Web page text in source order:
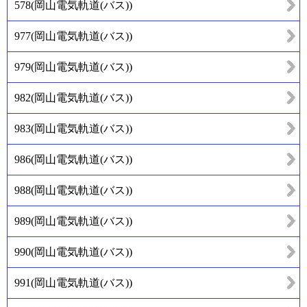
578(岡山電気軌道(バス))
977(岡山電気軌道(バス))
979(岡山電気軌道(バス))
982(岡山電気軌道(バス))
983(岡山電気軌道(バス))
986(岡山電気軌道(バス))
988(岡山電気軌道(バス))
989(岡山電気軌道(バス))
990(岡山電気軌道(バス))
991(岡山電気軌道(バス))